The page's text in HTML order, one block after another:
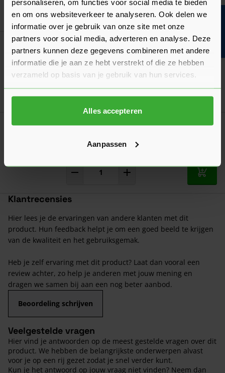
personaliseren, om functies voor social media te bieden
en om ons websiteverkeer te analyseren. Ook delen we
informatie over je gebruik van onze site met onze
partners voor social media, adverteren en analyse. Deze
partners kunnen deze gegevens combineren met andere
informatie die je aan ze hebt verstrekt of die ze hebben
verzameld op basis van je gebruik van hun services.
Alles accepteren
Aanpassen
In
Korting? Vraag offerte aan!
In-Lite Disc Pendant 12V (10202650)
169,10
In
Korting? Vraag offerte aan!
178,60per stuk
In
Klantrecensies
Hier lees je de ervaringen van andere klanten met dit
product. Hun feedback helpt je om een goed beeld te krijgen
van de kwaliteit en het gebruiksgemak.
Heb je zelf ervaring met dit product? Laat dan vooral een
review achter, zo help je anderen met jouw mening en
dragen we samen bij aan een nog beter aanbod.
Beoordeling schrijven
Veelgestelde vragen
Hier vind je antwoorden op de meest gestelde vragen over dit
product. We hebben de belangrijkste onderwerpen alvast
voor je op een rij gezet zodat je snel verder kunt.
Kun je het antwoord op jouw vraag niet vinden? Neem dan